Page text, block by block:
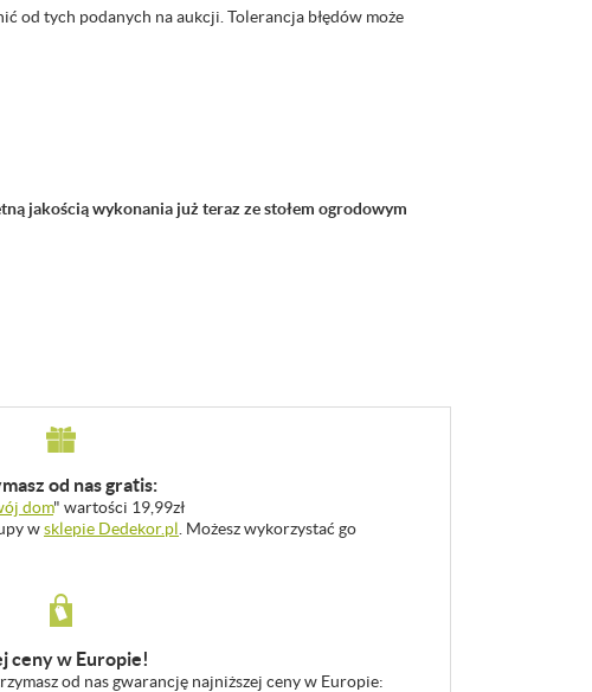
od tych podanych na aukcji. Tolerancja błędów może
jakością wykonania już teraz ze stołem ogrodowym
od nas gratis:
dom" wartości 19,99zł
wsklepie Dedekor.pl . Możesz wykorzystać go
ceny w Europie!
od nas gwarancję najniższej ceny w Europie: